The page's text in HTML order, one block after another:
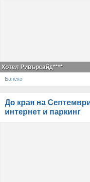
Хотел Ривърсайд****
Банско
До края на
интернет и паркинг